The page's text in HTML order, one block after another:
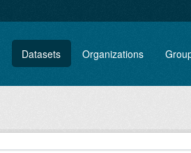
Datasets Organizations